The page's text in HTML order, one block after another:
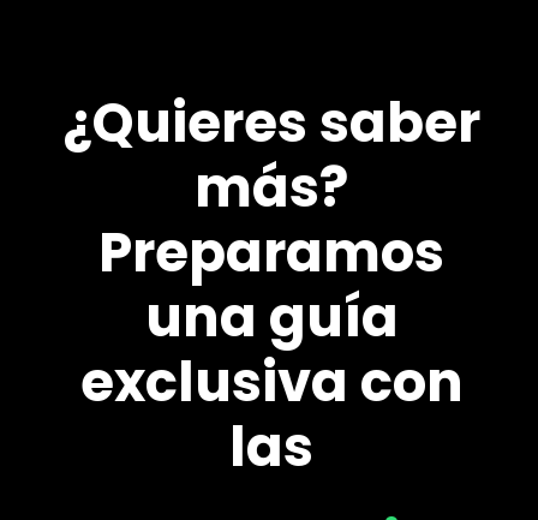
¿Quieres saber
más?
Preparamos
una guía
exclusiva con
las